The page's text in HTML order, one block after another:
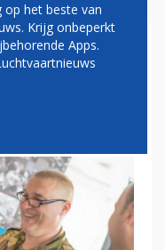
ALS
CAREER
op het beste van
Krijg onbeperkt
Apps.